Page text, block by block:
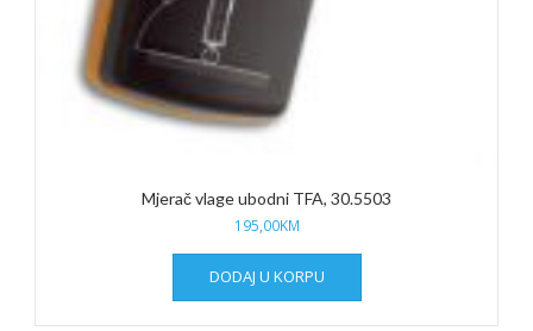
Mjerač vlage ubodni TFA, 30.5503
195,00KM
DODAJ U KORPU